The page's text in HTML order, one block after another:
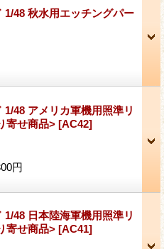
1/48 秋水用エッチングパー
1/48 アメリカ軍機用照準リ
寄せ商品> [AC42]
円
1/48 日本陸海軍機用照準リ
寄せ商品> [AC41]